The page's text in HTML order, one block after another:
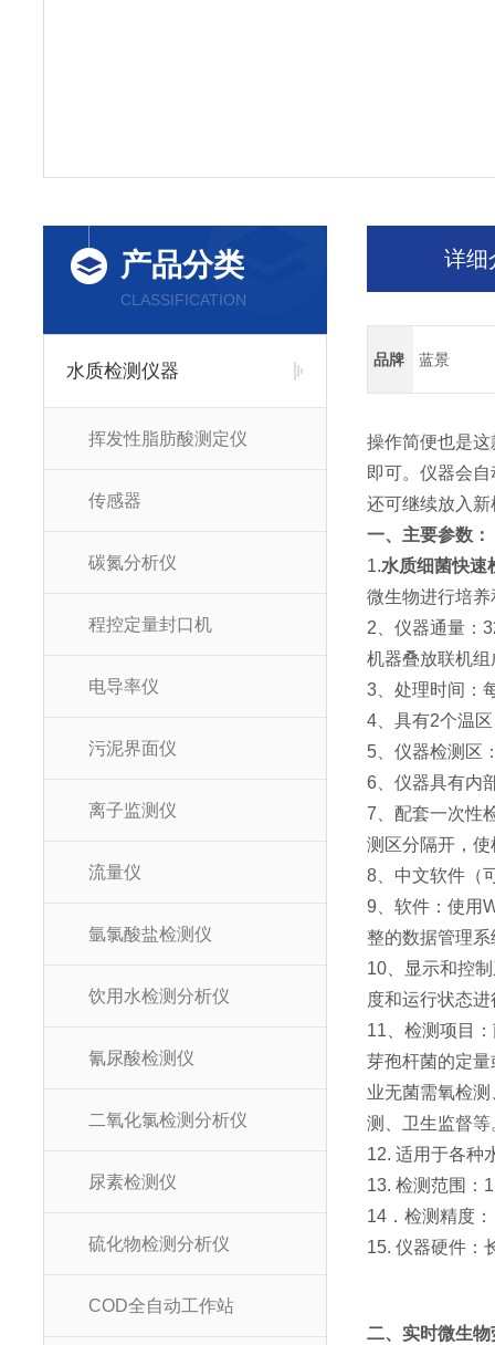
产品分类
CLASSIFICATION
水质检测仪器
挥发性脂肪酸测定仪
传感器
碳氮分析仪
程控定量封口机
电导率仪
污泥界面仪
离子监测仪
流量仪
氩氯酸盐检测仪
饮用水检测分析仪
氰尿酸检测仪
二氧化氯检测分析仪
尿素检测仪
硫化物检测分析仪
COD全自动工作站
详细
品牌 蓝景
操作简便也是
即可。仪器会
还可继续放入
一、主要参数：
1.水质细菌快速
微生物进行培
2、仪器通量：
机器叠放联机
3、处理时间：
4、具有2个温
5、仪器检测区
6、仪器具有内
7、配套一次性
测区分隔开，
8、中文软件（
9、软件：使用
整的数据管理
10、显示和控
度和运行状态
11、检测项目
芽孢杆菌的定
业无菌需氧检
测、卫生监督等
12. 适用于各种
13. 检测范围：
14．检测精度
15. 仪器硬件：
二、实时微生